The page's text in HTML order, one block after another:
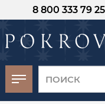
8 800 333 79 25
-30%
момента оплаты